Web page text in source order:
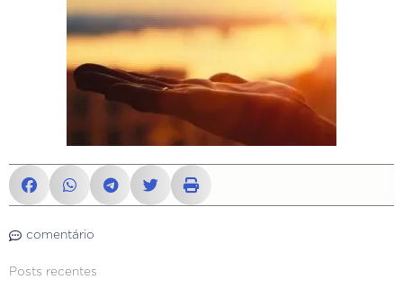
comentário
Posts recentes